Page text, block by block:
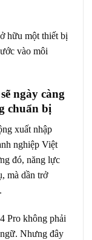
hữu một thiết bị
vào môi
ngày càng
chuẩn bị
xuất nhập
nghiệp Việt
đó, năng lực
mà dần trở
Pro không phải
Nhưng đây